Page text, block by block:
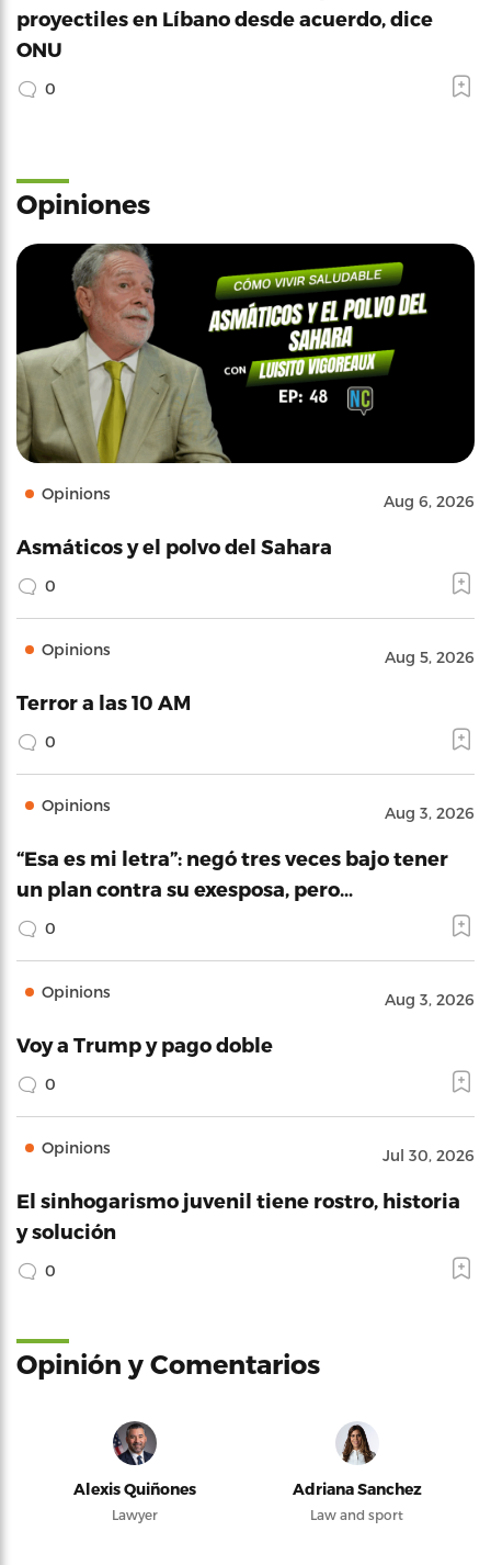
proyectiles en Líbano desde acuerdo, dice
ONU
0
Opiniones
Opinions Aug 6, 2026
Asmáticos y el polvo del Sahara
0
Opinions Aug 5, 2026
Terror a las 10 AM
0
Opinions Aug 3, 2026
“Esa es mi letra”: negó tres veces bajo tener
un plan contra su exesposa, pero…
0
Opinions Aug 3, 2026
Voy a Trump y pago doble
0
Opinions Jul 30, 2026
El sinhogarismo juvenil tiene rostro, historia
y solución
0
Opinión y Comentarios
Alexis Quiñones
Lawyer
Adriana Sanchez
Law and sport